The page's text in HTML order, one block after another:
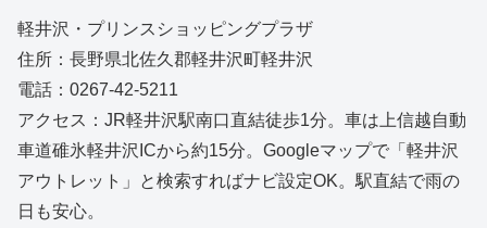
軽井沢・プリンスショッピングプラザ
住所：長野県北佐久郡軽井沢町軽井沢
電話：0267‑42‑5211
アクセス：JR軽井沢駅南口直結徒歩1分。車は上信越自動
車道碓氷軽井沢ICから約15分。Googleマップで「軽井沢
アウトレット」と検索すればナビ設定OK。駅直結で雨の
日も安心。